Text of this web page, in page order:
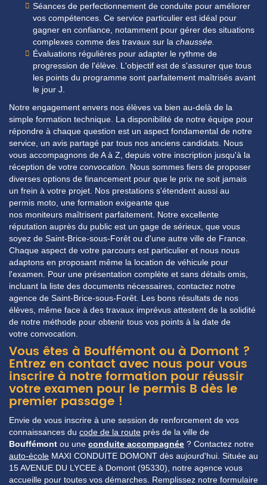
Séances de perfectionnement de conduite pour améliorer
vos compétences. Ce service particulier est idéal pour
gagner en confiance, notamment pour gérer des situations
complexes comme des travaux sur la chaussée.
Évaluations régulières pour adapter le rythme de
progression de l'élève. L'objectif est de s'assurer que tous
les points du programme sont parfaitement maîtrisés avant
le jour J.
Notre engagement envers nos élèves va bien au-delà de la
simple formation technique. La disponibilité de notre équipe pour
répondre à chaque question est un aspect fondamental de notre
service, un avis partagé par tous nos anciens candidats. Nous
vous accompagnons de A à Z, depuis votre inscription jusqu'à la
réception de votre convocation. Nous sommes fiers de proposer
diverses options de financement pour que le prix ne soit jamais
un frein à votre projet. Nos prestations s'étendent aussi au
permis moto, une formation exigeante que
nos moniteurs maîtrisent parfaitement. Notre excellente
réputation auprès du public est un gage de sérieux, que vous
soyez de Saint-Brice-sous-Forêt ou d'une autre ville de France.
Chaque aspect de votre parcours est particulier et nous nous
adaptons en proposant même la location de véhicule pour
l'examen. Pour une présentation complète et sans détails omis,
incluant la liste des documents nécessaires, contactez notre
agence de Saint-Brice-sous-Forêt. Les bons résultats de nos
élèves, même face à des travaux imprévus attestent de la solidité
de notre méthode pour obtenir tous vos points à la date de
votre convocation.
Vous êtes à Bouffémont ou à Domont ?
Entrez en contact avec nous pour vous
inscrire à notre formation pour réussir
votre examen pour le permis B dès le
premier passage !
Envie de vous inscrire à une session de renforcement de vos
connaissances du code de la route près de la ville de
Bouffémont ou une conduite accompagnée ? Contactez notre
auto-école MAXI CONDUITE DOMONT dès aujourd'hui. Située au
15 AVENUE DU LYCEE à Domont (95330), notre agence vous
accueille pour toutes vos démarches. Remplissez notre formulaire